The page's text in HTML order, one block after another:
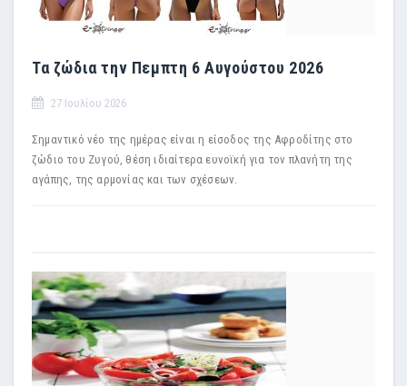
Τα ζώδια την Πεμπτη 6 Αυγούστου 2026
27 Ιουλίου 2026
Σημαντικό νέο της ημέρας είναι η είσοδος της Αφροδίτης στο
ζώδιο του Ζυγού, θέση ιδιαίτερα ευνοϊκή για τον πλανήτη της
αγάπης, της αρμονίας και των σχέσεων.